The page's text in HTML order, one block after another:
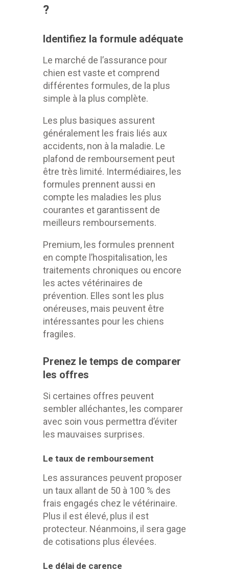
?
Identifiez la formule adéquate
Le marché de l’assurance pour
chien est vaste et comprend
différentes formules, de la plus
simple à la plus complète.
Les plus basiques assurent
généralement les frais liés aux
accidents, non à la maladie. Le
plafond de remboursement peut
être très limité. Intermédiaires, les
formules prennent aussi en
compte les maladies les plus
courantes et garantissent de
meilleurs remboursements.
Premium, les formules prennent
en compte l’hospitalisation, les
traitements chroniques ou encore
les actes vétérinaires de
prévention. Elles sont les plus
onéreuses, mais peuvent être
intéressantes pour les chiens
fragiles.
Prenez le temps de comparer
les offres
Si certaines offres peuvent
sembler alléchantes, les comparer
avec soin vous permettra d’éviter
les mauvaises surprises.
Le taux de remboursement
Les assurances peuvent proposer
un taux allant de 50 à 100 % des
frais engagés chez le vétérinaire.
Plus il est élevé, plus il est
protecteur. Néanmoins, il sera gage
de cotisations plus élevées.
Le délai de carence